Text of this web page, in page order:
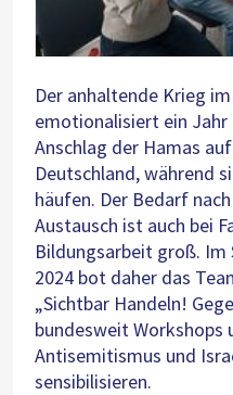
Der anhaltende Krieg
emotionalisiert ein
Anschlag der Hamas
Deutschland, während
häufen. Der Bedarf
Austausch ist auch bei
Bildungsarbeit groß.
2024 bot daher das
„Sichtbar Handeln!
bundesweit Workshops
Antisemitismus und
sensibilisieren.